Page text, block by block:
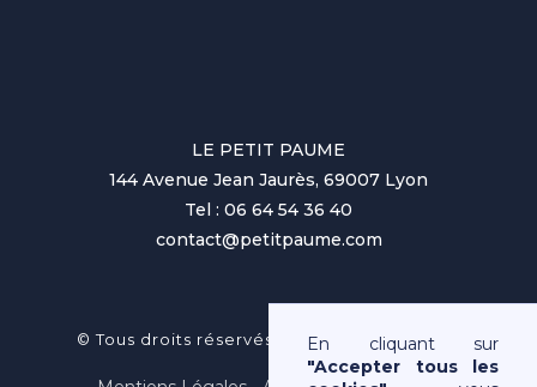
LE PETIT PAUME
144 Avenue Jean Jaurès, 69007 Lyon
Tel : 06 64 54 36 40
contact@petitpaume.com
© Tous droits réservés au Petit Paumé 2025
En cliquant sur
"Accepter tous les